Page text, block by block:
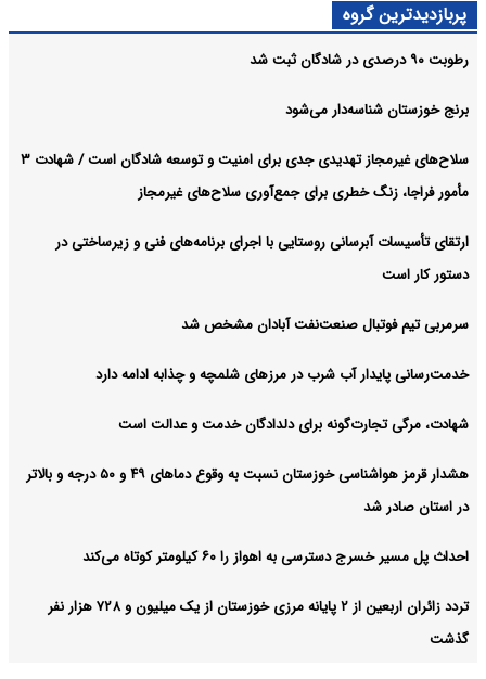
پربازدیدترین گروه
رطوبت ۹۰ درصدی در شادگان ثبت شد
برنج خوزستان شناسه‌دار می‌شود
سلاح‌های غیرمجاز تهدیدی جدی برای امنیت و توسعه شادگان است / شهادت ۳
مأمور فراجا، زنگ خطری برای جمع‌آوری سلاح‌های غیرمجاز
ارتقای تأسیسات آبرسانی روستایی با اجرای برنامه‌های فنی و زیرساختی در
دستور کار است
سرمربی تیم فوتبال صنعت‌نفت آبادان مشخص شد
خدمت‌رسانی پایدار آب شرب در مرزهای شلمچه و چذابه ادامه دارد
شهادت، مرگی تجارت‌گونه برای دلدادگان خدمت و عدالت است
هشدار قرمز هواشناسی خوزستان نسبت به وقوع دما‌های ۴۹ و ۵۰ درجه و بالاتر
در استان صادر شد
احداث پل مسیر خسرج دسترسی به اهواز را ۶۰ کیلومتر کوتاه می‌کند
تردد زائران اربعین از ۲ پایانه مرزی خوزستان از یک میلیون و ۷۲۸ هزار نفر
گذشت